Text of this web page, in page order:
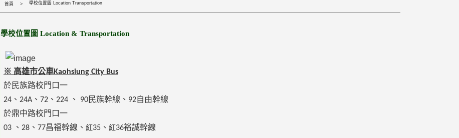
首頁 學校位置圖 Location Transportation
學校位置圖 Location & Transportation
※ 高雄市公車Kaohsiung City Bus
於民族路校門口一
24、24A、 72 、 224
、 90民族幹線、92自由幹線
於鼎中路校門口一
03
、 28 、 77昌福幹線、 紅35、 紅36裕誠幹線